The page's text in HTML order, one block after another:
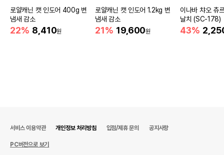
로얄캐닌 캣 인도어 400g 변
냄새 감소
22% 8,410원
로얄캐닌 캣 인도어 1.2kg 변
냄새 감소
21% 19,600원
이나바 챠오 츄
날치 (SC-178)
43%
서비스 이용약관 개인정보 처리방침 입점/제휴 문의 공지사항
PC버전으로 보기